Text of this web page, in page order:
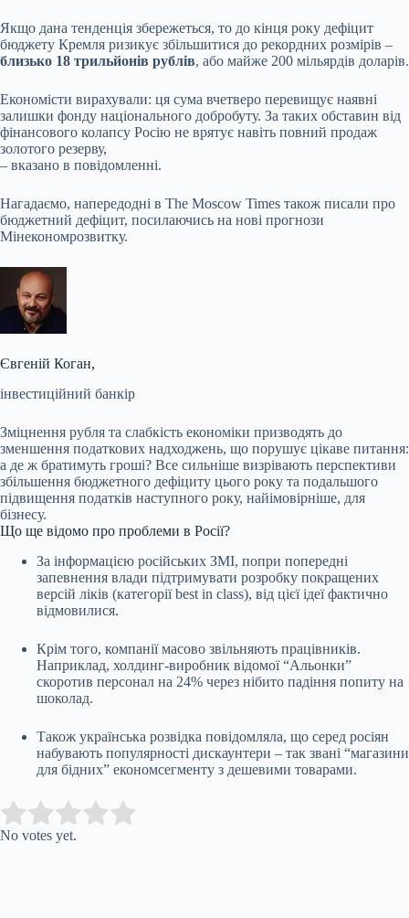
Якщо дана тенденція збережеться, то до кінця року дефіцит
бюджету Кремля ризикує збільшитися до рекордних розмірів –
близько 18 трильйонів рублів, або майже 200 мільярдів доларів.
Економісти вирахували: ця сума вчетверо перевищує наявні
залишки фонду національного добробуту. За таких обставин від
фінансового колапсу Росію не врятує навіть повний продаж
золотого резерву,
– вказано в повідомленні.
Нагадаємо, напередодні в The Moscow Times також писали про
бюджетний дефіцит, посилаючись на нові прогнози
Мінекономрозвитку.
Євгеній Коган,
інвестиційний банкір
Зміцнення рубля та слабкість економіки призводять до
зменшення податкових надходжень, що порушує цікаве питання:
а де ж братимуть гроші? ⁠Все сильніше визрівають перспективи
збільшення бюджетного дефіциту цього року та подальшого
підвищення податків наступного року, найімовірніше, для
бізнесу.
Що ще відомо про проблеми в Росії?
За інформацією російських ЗМІ, попри попередні
запевнення влади підтримувати розробку покращених
версій ліків (категорії best in class), від цієї ідеї фактично
відмовилися.
Крім того, компанії масово звільняють працівників.
Наприклад, холдинг-виробник відомої “Альонки”
скоротив персонал на 24% через нібито падіння попиту на
шоколад.
Також українська розвідка повідомляла, що серед росіян
набувають популярності дискаунтери – так звані “магазини
для бідних” економсегменту з дешевими товарами.
Rate this item:
No votes yet.